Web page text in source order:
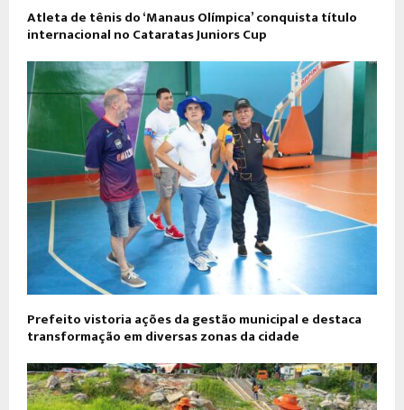
Atleta de tênis do ‘Manaus Olímpica’ conquista título
internacional no Cataratas Juniors Cup
Prefeito vistoria ações da gestão municipal e destaca
transformação em diversas zonas da cidade